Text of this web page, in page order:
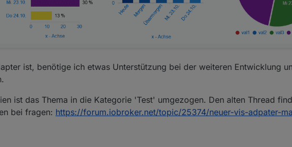
ist, benötige ich etwas Unterstützung bei der weiteren Entwicklung
ist das Thema in die Kategorie 'Test' umgezogen. Den alten Thread
bei fragen: https://forum.iobroker.net/topic/25374/neuer-vis-adpater-